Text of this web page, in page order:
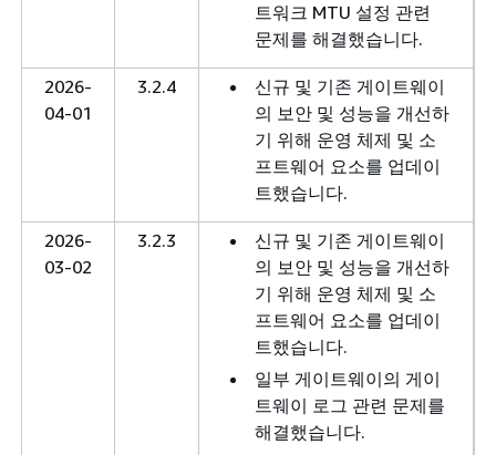
트워크 MTU 설정 관련
문제를 해결했습니다.
2026-
04-01
3.2.4
신규 및 기존 게이트웨이
의 보안 및 성능을 개선하
기 위해 운영 체제 및 소
프트웨어 요소를 업데이
트했습니다.
2026-
03-02
3.2.3
신규 및 기존 게이트웨이
의 보안 및 성능을 개선하
기 위해 운영 체제 및 소
프트웨어 요소를 업데이
트했습니다.
일부 게이트웨이의 게이
트웨이 로그 관련 문제를
해결했습니다.